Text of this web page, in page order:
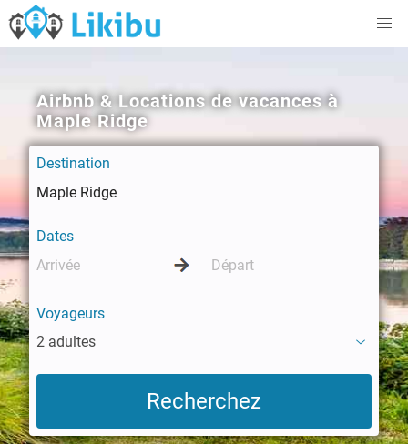
Airbnb & Locations de vacances à
Maple Ridge
Destination
Dates
Voyageurs
2 adultes